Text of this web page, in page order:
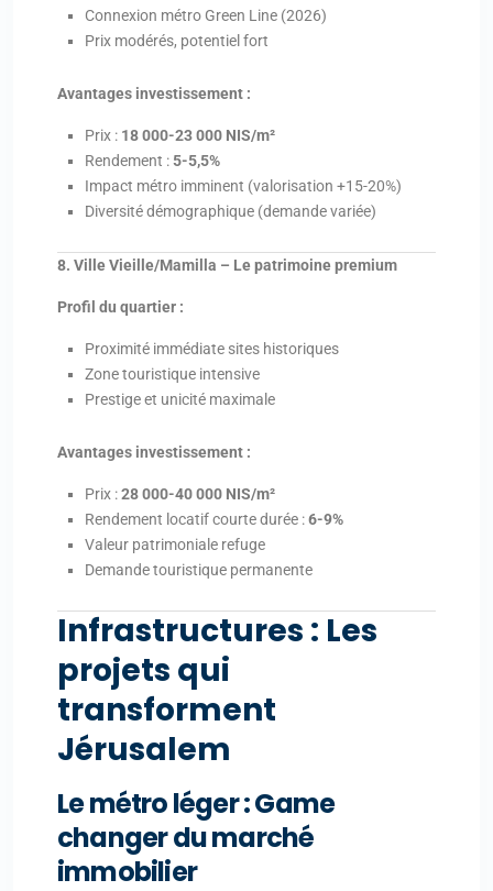
Connexion métro Green Line (2026)
Prix modérés, potentiel fort
Avantages investissement :
Prix : 18 000-23 000 NIS/m²
Rendement :5-5,5%
Impact métro imminent (valorisation +15-20%)
Diversité démographique (demande variée)
8. Ville Vieille/Mamilla – Le patrimoine premium
Profil du quartier :
Proximité immédiate sites historiques
Zone touristique intensive
Prestige et unicité maximale
Avantages investissement :
Prix :28 000-40 000 NIS/m²
Rendement locatif courte durée :6-9%
Valeur patrimoniale refuge
Demande touristique permanente
Infrastructures : Les
projets qui
transforment
Jérusalem
Le métro léger : Game
changer du marché
immobilier